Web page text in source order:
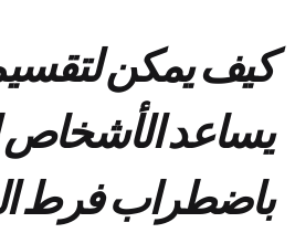
كيف يمكن
يساعد الأشخاص
باضطراب فرط